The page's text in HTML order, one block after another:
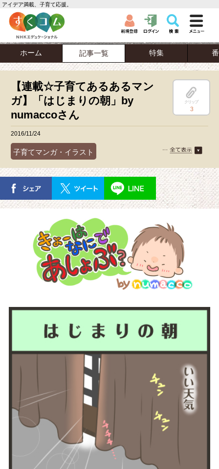
アイデア満載、子育て応援。
ホーム 記事一覧 特集
【連載☆子育てあるあるマン
ガ】「はじまりの朝」by
numaccoさん
クリップ
3
2016/11/24
子育てマンガ・イラスト